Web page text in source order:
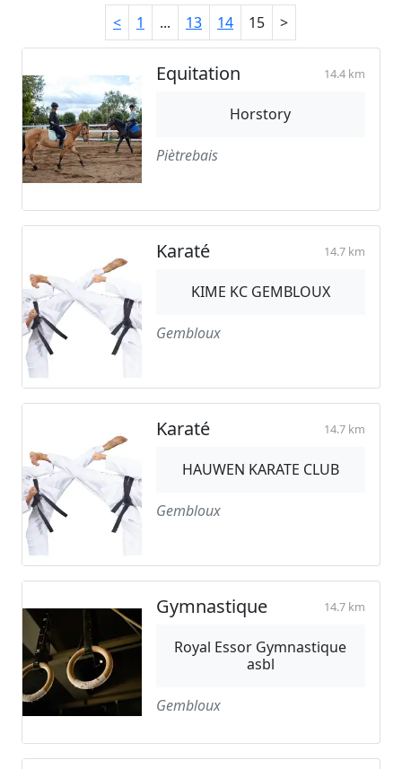
< 1 ... 13 14 15 >
Equitation 14.4 km
Horstory
Piètrebais
Karaté 14.7 km
KIME KC GEMBLOUX
Gembloux
Karaté 14.7 km
HAUWEN KARATE CLUB
Gembloux
Gymnastique 14.7 km
Royal Essor Gymnastique
asbl
Gembloux